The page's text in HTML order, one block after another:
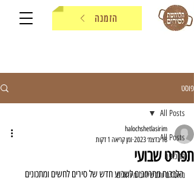
הזמנה
פוסט
All Posts
מתכונים
מאכלים ותבשילים מיוחדים
All Posts
תפריט שבועי
halochshetlasirim
18 בדצמ׳ 2023
זמן קריאה 1 דקות
הלבבות מתרחבים לשבוע חדש של סירים לחשים ומתכונים